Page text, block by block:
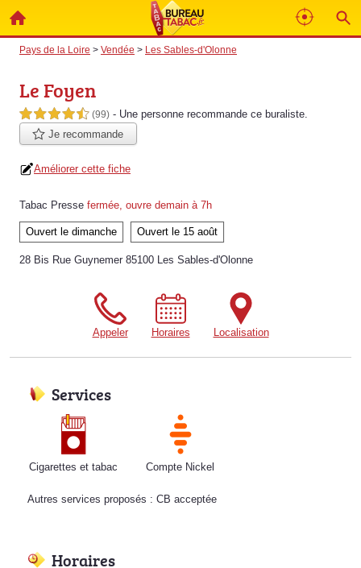
Pays de la Loire > Vendée > Les Sables-d'Olonne
Le Foyen
4,5 étoiles sur 5 (99) - Une personne recommande ce buraliste.
Je recommande
Améliorer cette fiche
Tabac Presse fermée, ouvre demain à 7h
Ouvert le dimanche Ouvert le 15 août
28 Bis Rue Guynemer 85100 Les Sables-d'Olonne
Appeler Horaires Localisation
Services
Cigarettes et tabac Compte Nickel
Autres services proposés : CB acceptée
Horaires